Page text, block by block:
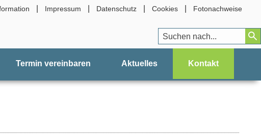
Impressum Datenschutz Cookies Fotonachweise
Termin vereinbaren Aktuelles Kontakt